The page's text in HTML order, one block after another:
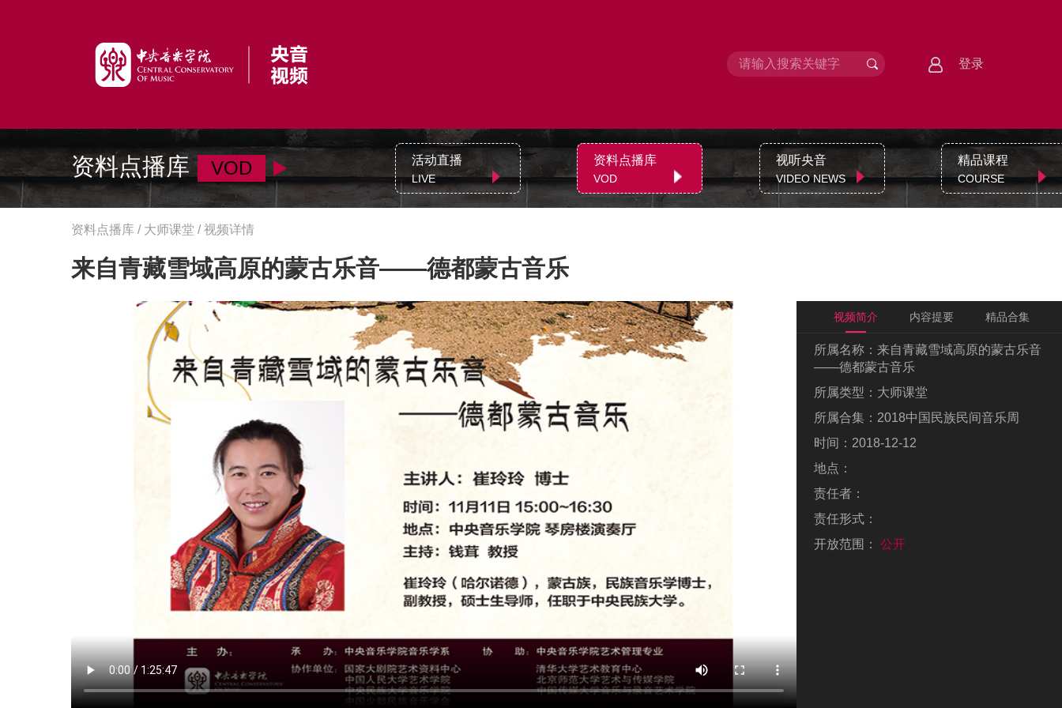
登录
资料点播库 VOD 活动直播
LIVE
资料点播库
VOD
视听央音
VIDEO NEWS
精品课程
COURSE
资料点播库 / 大师课堂 / 视频详情
来自青藏雪域高原的蒙古乐音——德都蒙古音乐
视频简介 内容提要 精品合集
所属名称： 来自青藏雪域高原的蒙古乐音
——德都蒙古音乐
所属类型： 大师课堂
所属合集： 2018中国民族民间音乐周
时间： 2018-12-12
地点：
责任者：
责任形式：
开放范围：
公开